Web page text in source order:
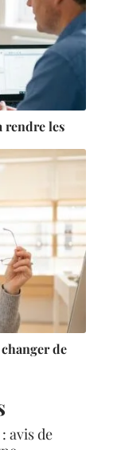
rendre les
de
avis de